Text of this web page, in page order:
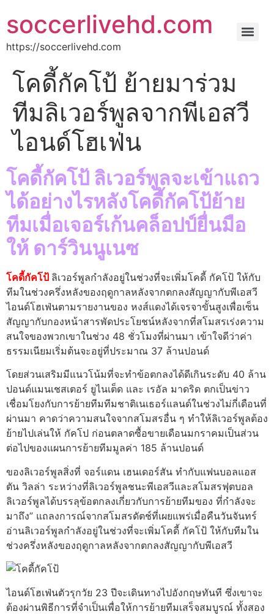
soccerlivehd.com
https://soccerlivehd.com
โคดี้กัคโป้ ย้ายมาร่วม
ทีมลิเวอร์พูลจากพีเอสวี
ไอนด์โฮเฟ่น
โคดี้กัคโป้ ลิเวอร์พูลจะเข้าแถว
ได้อย่างไรหลังโคดี้กัคโป้ย้าย
ทีมเมื่อเจอร์เก้นคล็อปป์ยื่นมือ
ให้ ดาร์วินนูเนซ
โคดี้กัคโป้ ลิเวอร์พูลกําลังอยู่ในช่วงที่จะเพิ่มโคดี้ กัคโป้ ให้กับ
ทีมในช่วงครึ่งหลังของฤดูกาลหลังจากตกลงสัญญากับพีเอสวี
ไอนด์โฮเฟ่นตามรายงานของ หงส์แดงได้เจรจาขั้นสูงเพื่อเซ็น
สัญญากับกองหน้าสารพัดประโยชน์หลังจากที่สโมสรเร่งความ
สนใจของพวกเขาในช่วง 48 ชั่วโมงที่ผ่านมา เข้าใจดีว่าค่า
ธรรมเนียมเริ่มต้นจะอยู่ที่ประมาณ 37 ล้านปอนด์
โดยส่วนเสริมมีแนวโน้มที่จะทําข้อตกลงได้ดีเกินระดับ 40 ล้าน
ปอนด์แมนเชสเตอร์ ยูไนเต็ด และ เรอัล มาดริด ตกเป็นข่าว
เชื่อมโยงกับการย้ายทีมทีมชาติเนเธอร์แลนด์ในช่วงไม่กี่เดือนที่
ผ่านมา คาดว่าความสนใจจากสโมสรอื่น ๆ ทําให้ลิเวอร์พูลต้อง
ย้ายไปเล่นให้ กัคโป ก่อนตลาดซื้อขายเดือนมกราคมเป็นส่วน
ต่อไปของแผนการย้ายทีมมูลค่า 185 ล้านปอนด์
ของลิเวอร์พูลสิ่งที่ จอร์แดน เฮนเดอร์สัน ทํากับแฟนบอลแอส
ตัน วิลล่า ระหว่างที่ลิเวอร์พูลชนะพีเอสวีและสโมสรฟุตบอล
ลิเวอร์พูลได้บรรลุข้อตกลงเกี่ยวกับการย้ายทีมของ ที่กําลังจะ
มาถึง” แถลงการณ์จากสโมสรดัตช์ที่เผยแพร่เมื่อคืนวันจันทร์
อ่านลิเวอร์พูลกําลังอยู่ในช่วงที่จะเพิ่มโคดี้ กัคโป้ ให้กับทีมใน
ช่วงครึ่งหลังของฤดูกาลหลังจากตกลงสัญญากับพีเอสวี
ไอนด์โฮเฟ่นตัวรุกวัย 23 ปีจะเดินทางไปอังกฤษทันที ซึ่งเขาจะ
ต้องผ่านพิธีการที่จําเป็นเพื่อให้การย้ายทีมเสร็จสมบูรณ์ ทั้งสอง